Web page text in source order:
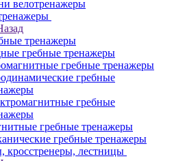
велотренажеры
тренажеры
гребные тренажеры
гребные тренажеры
гребные
гребные
гребные тренажеры
гребные тренажеры
кросстренеры, лестницы